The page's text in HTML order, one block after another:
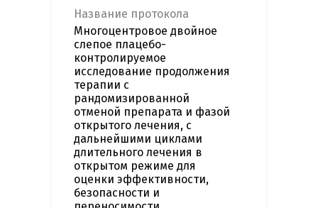
Название протокола
Многоцентровое двойное
слепое плацебо-
контролируемое
исследование продолжения
терапии с
рандомизированной
отменой препарата и фазой
открытого лечения, с
дальнейшими циклами
длительного лечения в
открытом режиме для
оценки эффективности,
безопасности и